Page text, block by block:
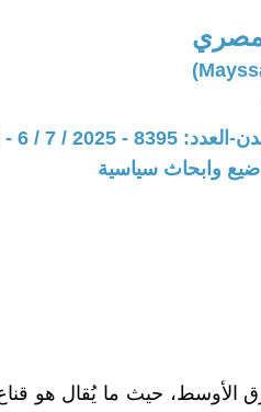
- 2025 / 7 / 6 - 08:28
وابحاث سياسية
الأوسط، حيث ما يُقال هو